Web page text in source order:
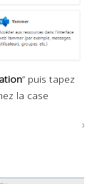
” puis tapez
la case